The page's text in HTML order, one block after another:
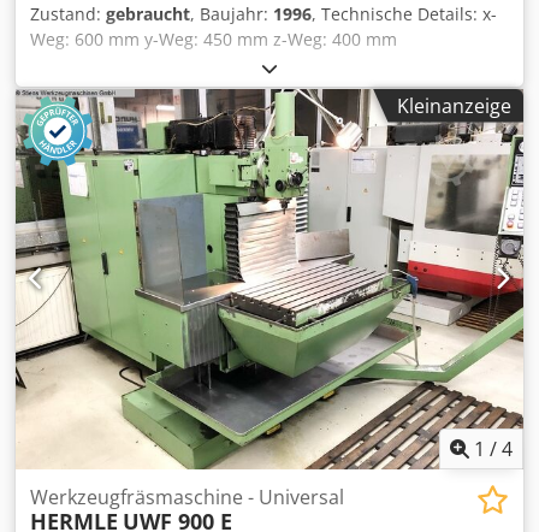
Zustand: gebraucht, Baujahr: 1996, Technische Details: x-
Weg: 600 mm y-Weg: 450 mm z-Weg: 400 mm
Werkzeugaufnahme: IBAG SKI 25 Steuerung: Heidenhain
TNC 425 Pinolenhub vertikal: nicht bekannt mm
Drehzahlbereich: 2400 - 24.000 U/min Vorschub:: 1 ... 5000
m/min m/min Tischaufspannfläche: 850 x 440 mm Tisch
schwenkbar +/-: starr ° Tischbelastung: 500 kg
Werkzeughalter / Plätze: 32 places für IBAC SKI 25 Gewicht
ca.: 3600 kg Abmessung Maschine ca. LxBxH: 2,5 x 3,0 x 2,1
m Abmessungen Schaltschrank: L:1550 X B:550 x H:1700
mm Universal Fräs- und Bohrmaschine Csdpfx Asu Nc
Uhoa Eoha - mit IBAG Schnellfrequenz-Spindel Typ HF
100A-30/24 - Frässpindelaufnahme Werkzeugkegel IBAG
SKI 25 mit IBAG Anzugsbolzen - Kühlbehälter,
Fördermenge 16 l/min und 100 Liter Inhalt Zubehör: - 3D-
Taster Heimer für IBAC Frässpindel -
Werkzeugaufnahmen/Spannpatronen IBAC nach
Verfügbarkeit - elektronisches Handrad i.D. *
Kleinanzeige
1 /4
Werkzeugfräsmaschine - Universal
HERMLE UWF 900 E